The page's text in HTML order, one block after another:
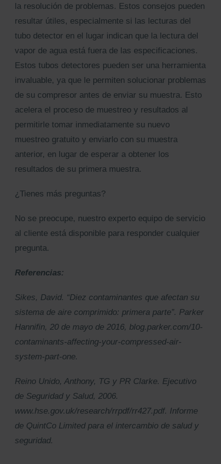
la resolución de problemas. Estos consejos pueden
resultar útiles, especialmente si las lecturas del
tubo detector en el lugar indican que la lectura del
vapor de agua está fuera de las especificaciones.
Estos tubos detectores pueden ser una herramienta
invaluable, ya que le permiten solucionar problemas
de su compresor antes de enviar su muestra. Esto
acelera el proceso de muestreo y resultados al
permitirle tomar inmediatamente su nuevo
muestreo gratuito y enviarlo con su muestra
anterior, en lugar de esperar a obtener los
resultados de su primera muestra.
¿Tienes más preguntas?
No se preocupe, nuestro experto equipo de servicio
al cliente está disponible para responder cualquier
pregunta.
Referencias:
Sikes, David. “Diez contaminantes que afectan su
sistema de aire comprimido: primera parte”. Parker
Hannifin, 20 de mayo de 2016, blog.parker.com/10-
contaminants-affecting-your-compressed-air-
system-part-one.
Reino Unido, Anthony, TG y PR Clarke. Ejecutivo
de Seguridad y Salud, 2006.
www.hse.gov.uk/research/rrpdf/rr427.pdf. Informe
de QuintCo Limited para el intercambio de salud y
seguridad.